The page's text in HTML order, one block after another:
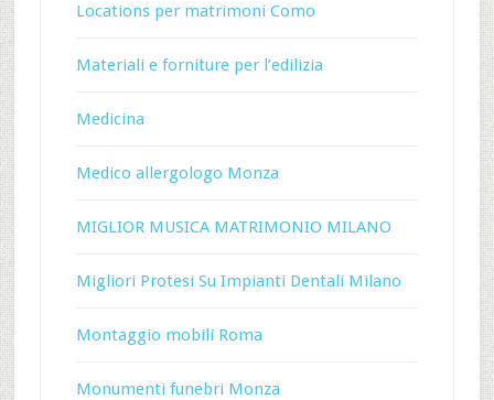
Locations per matrimoni Como
Materiali e forniture per l’edilizia
Medicina
Medico allergologo Monza
MIGLIOR MUSICA MATRIMONIO MILANO
Migliori Protesi Su Impianti Dentali Milano
Montaggio mobili Roma
Monumenti funebri Monza